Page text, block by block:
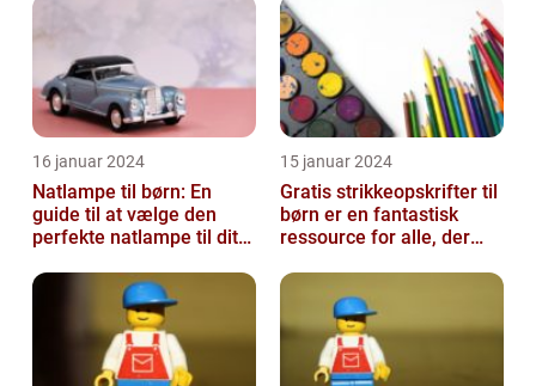
16 januar 2024
Natlampe til børn: En
guide til at vælge den
perfekte natlampe til dit
15 januar 2024
Gratis strikkeopskrifter til
børn er en fantastisk
ressource for alle, der